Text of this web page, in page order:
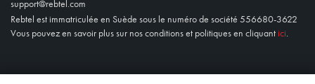
support@rebtel.com
Rebtel est immatriculée en Suède sous le numéro de société 556680-3622
Vous pouvez en savoir plus sur nos conditions et politiques en cliquant ici.